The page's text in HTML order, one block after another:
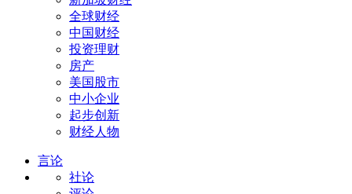
全球财经
中国财经
投资理财
房产
美国股市
中小企业
起步创新
财经人物
言论
社论